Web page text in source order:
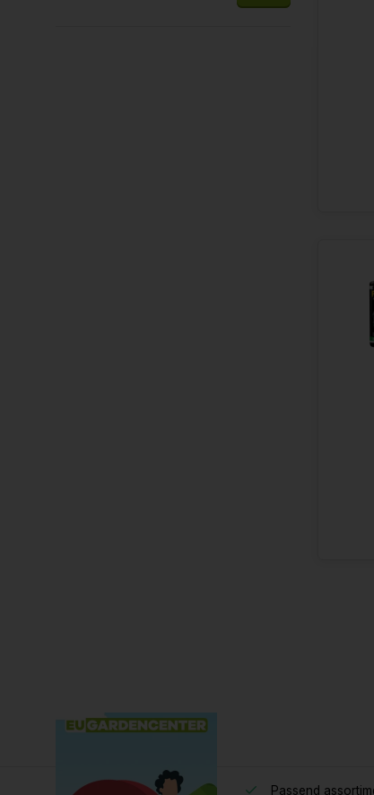
Passend